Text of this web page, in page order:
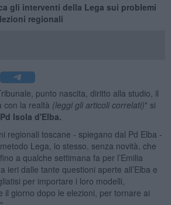
gli interventi della Lega sui problemi
regionali
punto nascita, diritto alla studio, il
con la realtà (leggi gli articoli correlati)" si
Pd Isola d'Elba.
regionali toscane - spiegano dal Pd Elba -
Lega, lo stesso, senza novità, che
a qualche settimana fa per l’Emilia
ieri dalle tante questioni aperte all’Elba e
per importare i loro modelli,
il giorno dopo le elezioni, per tornare ai